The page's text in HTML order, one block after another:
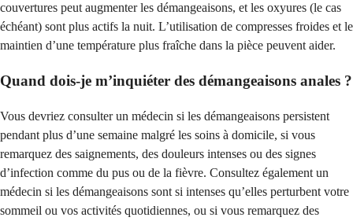
couvertures peut augmenter les démangeaisons, et les oxyures (le cas
échéant) sont plus actifs la nuit. L’utilisation de compresses froides et le
maintien d’une température plus fraîche dans la pièce peuvent aider.
Quand dois-je m’inquiéter des démangeaisons anales ?
Vous devriez consulter un médecin si les démangeaisons persistent
pendant plus d’une semaine malgré les soins à domicile, si vous
remarquez des saignements, des douleurs intenses ou des signes
d’infection comme du pus ou de la fièvre. Consultez également un
médecin si les démangeaisons sont si intenses qu’elles perturbent votre
sommeil ou vos activités quotidiennes, ou si vous remarquez des